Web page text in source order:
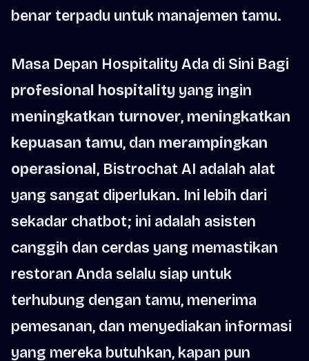
benar terpadu untuk manajemen tamu.
Masa Depan Hospitality Ada di Sini Bagi
profesional hospitality yang ingin
meningkatkan turnover, meningkatkan
kepuasan tamu, dan merampingkan
operasional, Bistrochat AI adalah alat
yang sangat diperlukan. Ini lebih dari
sekadar chatbot; ini adalah asisten
canggih dan cerdas yang memastikan
restoran Anda selalu siap untuk
terhubung dengan tamu, menerima
pemesanan, dan menyediakan informasi
yang mereka butuhkan, kapan pun